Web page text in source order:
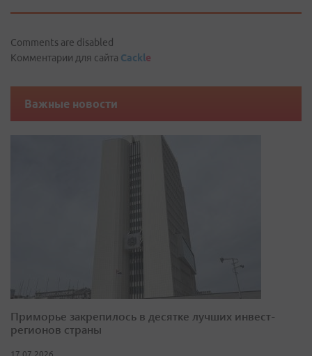
Comments are disabled
Комментарии для сайта Cackle
Важные новости
Приморье закрепилось в десятке лучших инвест-
регионов страны
17.07.2026